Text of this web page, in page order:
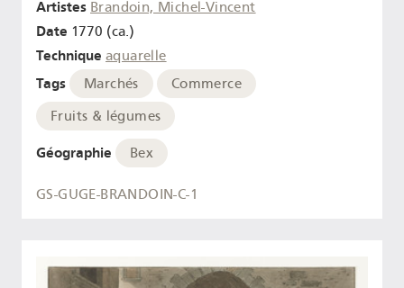
Artistes Brandoin, Michel-Vincent
Date 1770 (ca.)
Technique aquarelle
Tags Marchés
Commerce
Fruits & légumes
Géographie Bex
GS-GUGE-BRANDOIN-C-1